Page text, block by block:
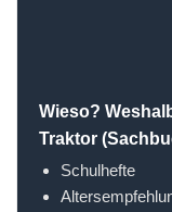
Wieso?
Traktor
Schulhefte